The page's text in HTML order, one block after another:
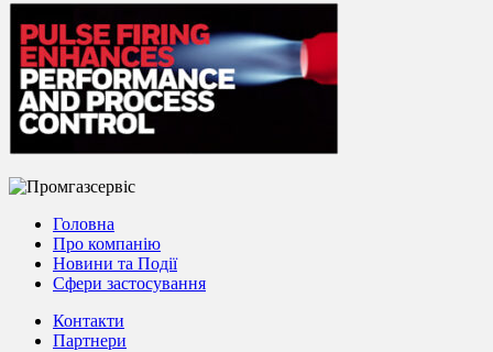
Головна
Про компанію
Новини та Події
Сфери застосування
Контакти
Партнери